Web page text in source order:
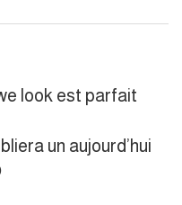
look est parfait
un aujourd’hui